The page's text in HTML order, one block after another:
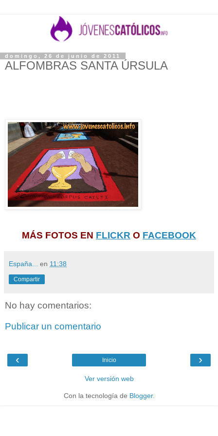
domingo, 26 de junio de 2011
ALFOMBRAS SANTA ÚRSULA
MÁS FOTOS EN FLICKR O FACEBOOK
España... en 11:38
Compartir
No hay comentarios:
Publicar un comentario
‹ ›
Inicio
Ver versión web
Con la tecnología de Blogger.